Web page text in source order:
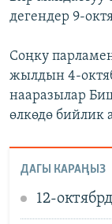
дегендер 9-
Соңку
жылдын 4-
нааразылар
өлкөдө бийлик
ДАГЫ КАРАҢЫЗ
12-